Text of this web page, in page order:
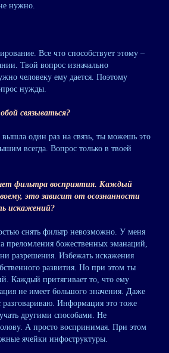
нужно.
Все что способствует этому –
Твой вопрос изначально
человеку ему дается. Поэтому
нужды.
связываться?
один раз на связь, ты можешь это
всегда. Вопрос только в твоей
фильтра восприятия. Каждый
это зависит от осознанности
искажений?
снять фильтр невозможно. У меня
преломления божественных эманаций,
разрешения. Избежать искажения
развития. Но при этом ты
Каждый притягивает то, что ему
не имеет большого значения. Даже
разговариваю. Информация это тоже
другими способами. Не
А просто воспринимая. При этом
ячейки инфоструктуры.